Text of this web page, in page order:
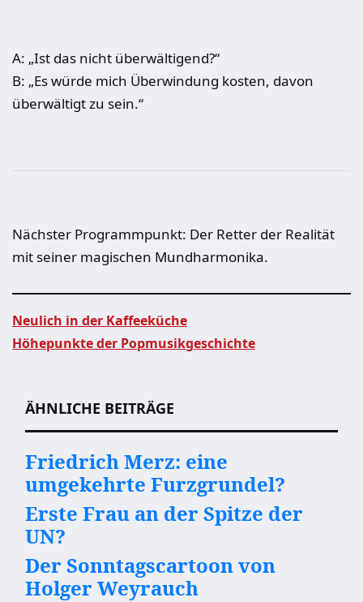
A: „Ist das nicht überwältigend?“
B: „Es würde mich Überwindung kosten, davon
überwältigt zu sein.“
Nächster Programmpunkt: Der Retter der Realität
mit seiner magischen Mundharmonika.
Neulich in der Kaffeeküche
Höhepunkte der Popmusikgeschichte
ÄHNLICHE BEITRÄGE
Friedrich Merz: eine
umgekehrte Furzgrundel?
Erste Frau an der Spitze der
UN?
Der Sonntagscartoon von
Holger Weyrauch